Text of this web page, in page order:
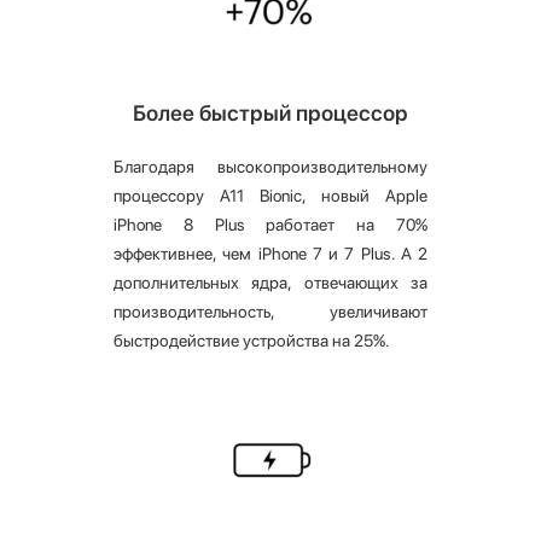
Более быстрый процессор
Благодаря высокопроизводительному
процессору A11 Bionic, новый Apple
iPhone 8 Plus работает на 70%
эффективнее, чем iPhone 7 и 7 Plus. А 2
дополнительных ядра, отвечающих за
производительность, увеличивают
быстродействие устройства на 25%.